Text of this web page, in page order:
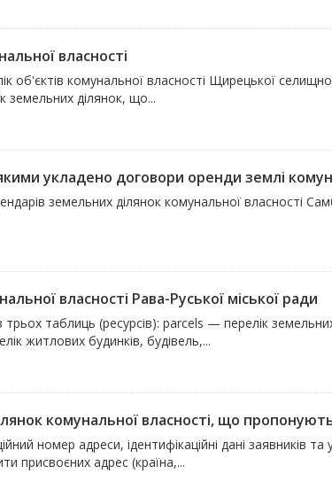
власності
об'єктів комунальної власності Щирецької
земельних ділянок, що...
укладено договори оренди землі
земельних ділянок комунальної власності
власності Рава-Руської міської ради
трьох таблиць (ресурсів): parcels — перелік
житлових будинків, будівель,...
комунальної власності, що
номер адреси, ідентифікаційні дані заявників
присвоєних адрес (країна,...